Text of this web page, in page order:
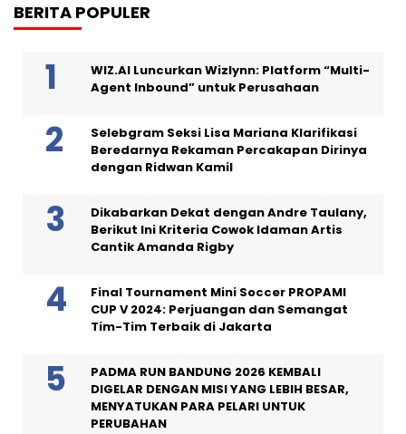
BERITA POPULER
WIZ.AI Luncurkan Wizlynn: Platform “Multi-
Agent Inbound” untuk Perusahaan
Selebgram Seksi Lisa Mariana Klarifikasi
Beredarnya Rekaman Percakapan Dirinya
dengan Ridwan Kamil
Dikabarkan Dekat dengan Andre Taulany,
Berikut Ini Kriteria Cowok Idaman Artis
Cantik Amanda Rigby
Final Tournament Mini Soccer PROPAMI
CUP V 2024: Perjuangan dan Semangat
Tim-Tim Terbaik di Jakarta
PADMA RUN BANDUNG 2026 KEMBALI
DIGELAR DENGAN MISI YANG LEBIH BESAR,
MENYATUKAN PARA PELARI UNTUK
PERUBAHAN